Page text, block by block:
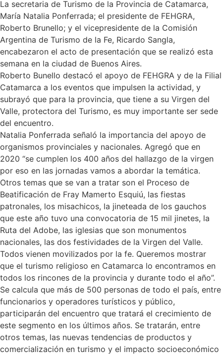
La secretaria de Turismo de la Provincia de Catamarca,
María Natalia Ponferrada; el presidente de FEHGRA,
Roberto Brunello; y el vicepresidente de la Comisión
Argentina de Turismo de la Fe, Ricardo Sangla,
encabezaron el acto de presentación que se realizó esta
semana en la ciudad de Buenos Aires.
Roberto Bunello destacó el apoyo de FEHGRA y de la Filial
Catamarca a los eventos que impulsen la actividad, y
subrayó que para la provincia, que tiene a su Virgen del
Valle, protectora del Turismo, es muy importante ser sede
del encuentro.
Natalia Ponferrada señaló la importancia del apoyo de
organismos provinciales y nacionales. Agregó que en
2020 “se cumplen los 400 años del hallazgo de la virgen
por eso en las jornadas vamos a abordar la temática.
Otros temas que se van a tratar son el Proceso de
Beatificación de Fray Mamerto Esquiú, las fiestas
patronales, los misachicos, la jineteada de los gauchos
que este año tuvo una convocatoria de 15 mil jinetes, la
Ruta del Adobe, las iglesias que son monumentos
nacionales, las dos festividades de la Virgen del Valle.
Todos vienen movilizados por la fe. Queremos mostrar
que el turismo religioso en Catamarca lo encontramos en
todos los rincones de la provincia y durante todo el año”.
Se calcula que más de 500 personas de todo el país, entre
funcionarios y operadores turísticos y público,
participarán del encuentro que tratará el crecimiento de
este segmento en los últimos años. Se tratarán, entre
otros temas, las nuevas tendencias de productos y
comercialización en turismo y el impacto socioeconómico